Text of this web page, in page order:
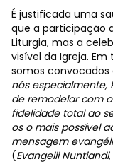
É justificada uma
que a participação
Liturgia, mas a
visível da Igreja.
somos convocados
nós especialmente,
de remodelar com
fidelidade total ao
os o mais possível
mensagem
(Evangelii Nuntiandi